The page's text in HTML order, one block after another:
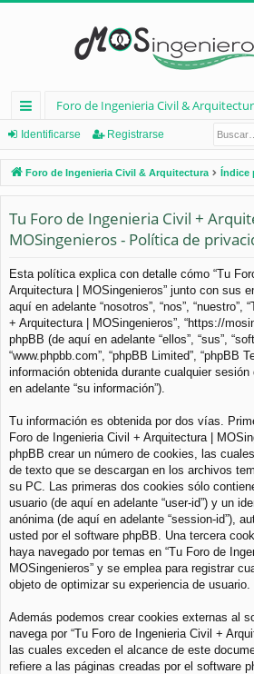
nl
ac
es
rá
pi
d
os
Foro de Ingenieria Civil &
Identificarse Registrarse
Foro de Ingenieria Civil & Arquitectura Índice
Tu Foro de Ingenieria Civil +
MOSingenieros - Política de
Esta política explica con detalle cómo “Tu
Arquitectura | MOSingenieros” junto con sus
aquí en adelante “nosotros”, “nos”, “nuestro”,
+ Arquitectura | MOSingenieros”, “https://
phpBB (de aquí en adelante “ellos”, “sus”,
“www.phpbb.com”, “phpBB Limited”, “phpBB
información obtenida durante cualquier
en adelante “su información”).
Tu información es obtenida por dos vías.
Foro de Ingenieria Civil + Arquitectura |
phpBB crear un número de cookies, las
de texto que se descargan en los archivos
su PC. Las primeras dos cookies sólo
usuario (de aquí en adelante “user-id”) y un
anónima (de aquí en adelante “session-id”),
usted por el software phpBB. Una tercera
haya navegado por temas en “Tu Foro de
MOSingenieros” y se emplea para registrar
objeto de optimizar su experiencia de usuario.
Además podemos crear cookies externas al
navega por “Tu Foro de Ingenieria Civil +
las cuales exceden el alcance de este
refiere a las páginas creadas por el software